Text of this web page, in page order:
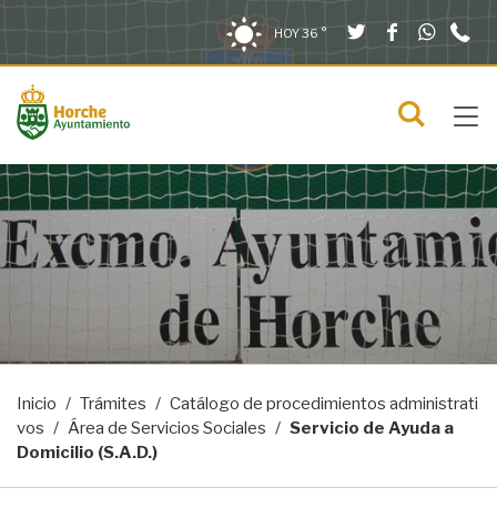
Saltar al contenido
Saltar a la navegación
Información de contacto HOY36 ° TwitterFacebook
menú
Inicio Trámites
Catálogo de procedimientos administrati
vos
Área de Servicios Sociales
Servicio de Ayuda a
Domicilio (S.A.D.)